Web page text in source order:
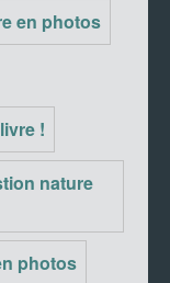
en photos
!
nature
photos